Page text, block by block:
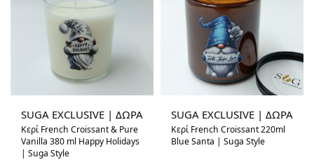
SUGA EXCLUSIVE | ΔΩΡΑ
Κερί French Croissant & Pure
Vanilla 380 ml Happy Holidays
| Suga Style
SUGA EXCLUSIVE | ΔΩΡΑ
Κερί French Croissant 220ml
Blue Santa | Suga Style